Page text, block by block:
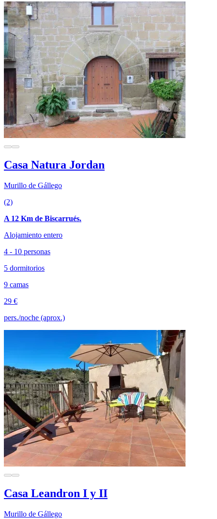
Casa Natura Jordan
Murillo de Gállego
(2)
A 12 Km de Biscarrués.
Alojamiento entero
4 - 10 personas
5 dormitorios
9 camas
29 €
pers./noche (aprox.)
Casa Leandron I y II
Murillo de Gállego